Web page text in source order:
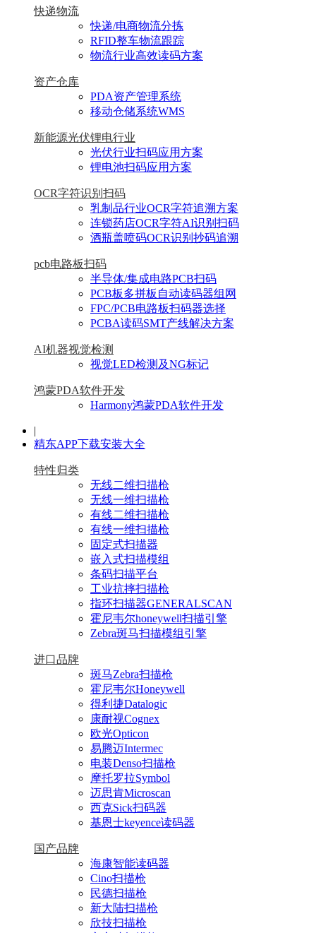
快递物流
快递/电商物流分拣
RFID整车物流跟踪
物流行业高效读码方案
资产仓库
PDA资产管理系统
移动仓储系统WMS
新能源光伏锂电行业
光伏行业扫码应用方案
锂电池扫码应用方案
OCR字符识别扫码
乳制品行业OCR字符追溯方案
连锁药店OCR字符AI识别扫码
酒瓶盖喷码OCR识别抄码追溯
pcb电路板扫码
半导体/集成电路PCB扫码
PCB板多拼板自动读码器组网
FPC/PCB电路板扫码器选择
PCBA读码SMT产线解决方案
AI机器视觉检测
视觉LED检测及NG标记
鸿蒙PDA软件开发
Harmony鸿蒙PDA软件开发
|
精东APP下载安装大全
特性归类
无线二维扫描枪
无线一维扫描枪
有线二维扫描枪
有线一维扫描枪
固定式扫描器
嵌入式扫描模组
条码扫描平台
工业抗摔扫描枪
指环扫描器GENERALSCAN
霍尼韦尔honeywell扫描引擎
Zebra斑马扫描模组引擎
进口品牌
斑马Zebra扫描枪
霍尼韦尔Honeywell
得利捷Datalogic
康耐视Cognex
欧光Opticon
易腾迈Intermec
电装Denso扫描枪
摩托罗拉Symbol
迈思肯Microscan
西克Sick扫码器
基恩士keyence读码器
国产品牌
海康智能读码器
Cino扫描枪
民德扫描枪
新大陆扫描枪
欣技扫描枪